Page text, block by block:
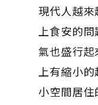
現代人越
上食安的
氣也盛行
上有縮小
小空間居